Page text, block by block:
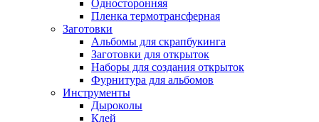
Односторонняя
Пленка термотрансферная
Заготовки
Альбомы для скрапбукинга
Заготовки для открыток
Наборы для создания открыток
Фурнитура для альбомов
Инструменты
Дыроколы
Клей